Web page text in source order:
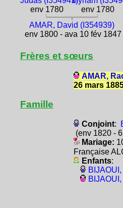
env 1780
env 1780
AMAR, David (I354939)
env 1800 - ava 10 fév 1847
Frères et sœurs
AMAR,
26 mars
Famille
Conjoint:
(env 1820 -
Mariage:
Française
Enfants: